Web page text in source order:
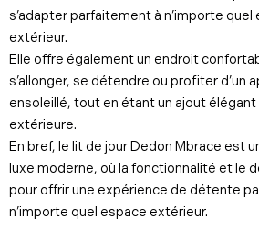
s’adapter parfaitement à n’importe
extérieur.
Elle offre également un endroit
s’allonger, se détendre ou profiter d’un
ensoleillé, tout en étant un ajout élégant
extérieure.
En bref, le lit de jour Dedon Mbrace est
luxe moderne, où la fonctionnalité et le
pour offrir une expérience de détente
n’importe quel espace extérieur.